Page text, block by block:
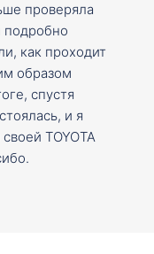
проверяла
подробно
как проходит
образом
спустя
и я
TOYOTA